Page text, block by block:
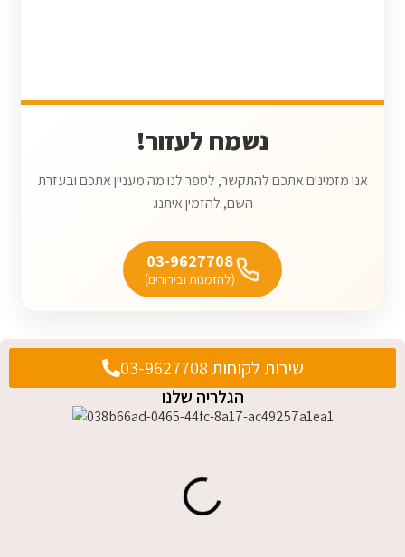
שירות לקוחות 03-9627708
הגלריה שלנו
נשמח לעזור!
אנו מזמינים אתכם להתקשר, לספר לנו מה מעניין אתכם ובעזרת
השם, להזמין איתנו.
03-9627708
(להזמנות ובירורים)